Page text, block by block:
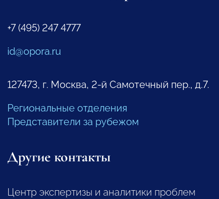
+7 (495) 247 4777
id@opora.ru
127473, г. Москва, 2-й Самотечный пер., д.7.
Региональные отделения
Представители за рубежом
Другие контакты
Центр экспертизы и аналитики проблем